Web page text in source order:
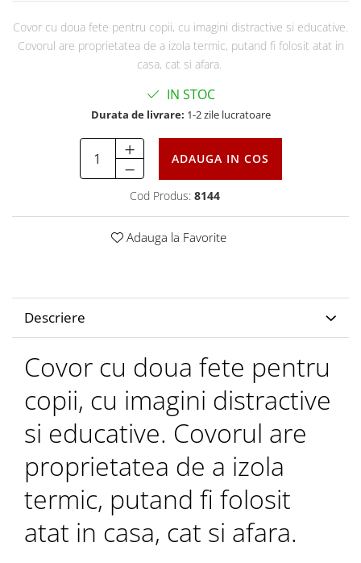
Covor cu doua fete pentru copii, cu imagini distractive si educative.
Covorul are proprietatea de a izola termic, putand fi folosit atat in
casa, cat si afara.
IN STOC
Durata de livrare: 1-2 zile lucratoare
ADAUGA IN COS
Cod Produs: 8144
Adauga la Favorite
Descriere
Covor cu doua fete pentru
copii, cu imagini distractive
si educative. Covorul are
proprietatea de a izola
termic, putand fi folosit
atat in casa, cat si afara.